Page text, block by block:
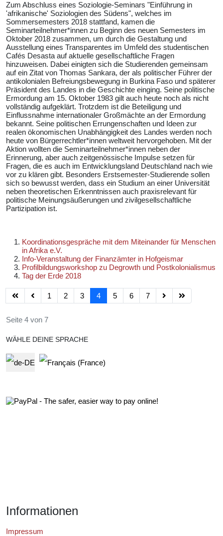
Zum Abschluss eines Soziologie-Seminars "Einführung in
'afrikanische' Soziologien des Südens", welches im
Sommersemesters 2018 stattfand, kamen die
Seminarteilnehmer*innen zu Beginn des neuen Semesters im
Oktober 2018 zusammen, um durch die Gestaltung und
Ausstellung eines Transparentes im Umfeld des studentischen
Cafés Desasta auf aktuelle gesellschaftliche Fragen
hinzuweisen. Dabei einigten sich die Studierenden gemeinsam
auf ein Zitat von Thomas Sankara, der als politischer Führer der
antikolonialen Befreiungsbewegung in Burkina Faso und späterer
Präsident des Landes in die Geschichte einging. Seine politische
Ermordung am 15. Oktober 1983 gilt auch heute noch als nicht
vollständig aufgeklärt. Trotzdem ist die Beteiligung und
Einflussnahme internationaler Großmächte an der Ermordung
bekannt. Seine politischen Errungenschaften und Ideen zur
realen ökonomischen Unabhängigkeit des Landes werden noch
heute von Bürgerrechtler*innen weltweit hervorgehoben. Mit der
Aktion wollten die Seminarteilnehmer*innen neben der
Erinnerung, aber auch zeitgenössische Impulse setzen für
Fragen, die es auch im Entwicklungsland Deutschland nach wie
vor zu klären gibt. Besonders Erstsemester-Studierende sollen
sich so bewusst werden, dass ein Studium an einer Universität
neben theoretischen Erkenntnissen auch praxisrelevant für
politische Meinungsäußerungen und zivilgesellschaftliche
Partizipation ist.
Koordinationsgespräche mit dem Miteinander für Menschen
in Afrika e.V.
Info-Veranstaltung der Finanzämter in Hofgeismar
Profilbildungsworkshop zu Degrowth und Postkolonialismus
Tag der Erde 2018
1 2 3 4 5 6 7
Seite 4 von 7
WÄHLE DEINE SPRACHE
Select your language
Informationen
Impressum